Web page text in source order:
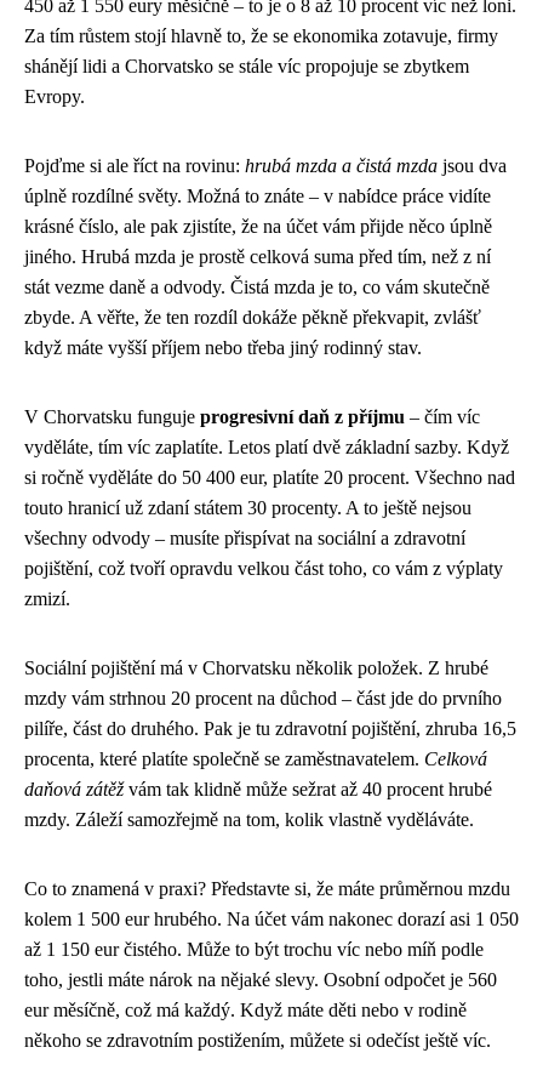
450 až 1 550 eury měsíčně – to je o 8 až 10 procent víc než loni.
Za tím růstem stojí hlavně to, že se ekonomika zotavuje, firmy
shánějí lidi a Chorvatsko se stále víc propojuje se zbytkem
Evropy.
Pojďme si ale říct na rovinu: hrubá mzda a čistá mzda jsou dva
úplně rozdílné světy. Možná to znáte – v nabídce práce vidíte
krásné číslo, ale pak zjistíte, že na účet vám přijde něco úplně
jiného. Hrubá mzda je prostě celková suma před tím, než z ní
stát vezme daně a odvody. Čistá mzda je to, co vám skutečně
zbyde. A věřte, že ten rozdíl dokáže pěkně překvapit, zvlášť
když máte vyšší příjem nebo třeba jiný rodinný stav.
V Chorvatsku funguje progresivní daň z příjmu – čím víc
vyděláte, tím víc zaplatíte. Letos platí dvě základní sazby. Když
si ročně vyděláte do 50 400 eur, platíte 20 procent. Všechno nad
touto hranicí už zdaní státem 30 procenty. A to ještě nejsou
všechny odvody – musíte přispívat na sociální a zdravotní
pojištění, což tvoří opravdu velkou část toho, co vám z výplaty
zmizí.
Sociální pojištění má v Chorvatsku několik položek. Z hrubé
mzdy vám strhnou 20 procent na důchod – část jde do prvního
pilíře, část do druhého. Pak je tu zdravotní pojištění, zhruba 16,5
procenta, které platíte společně se zaměstnavatelem. Celková
daňová zátěžvám tak klidně může sežrat až 40 procent hrubé
mzdy. Záleží samozřejmě na tom, kolik vlastně vyděláváte.
Co to znamená v praxi? Představte si, že máte průměrnou mzdu
kolem 1 500 eur hrubého. Na účet vám nakonec dorazí asi 1 050
až 1 150 eur čistého. Může to být trochu víc nebo míň podle
toho, jestli máte nárok na nějaké slevy. Osobní odpočet je 560
eur měsíčně, což má každý. Když máte děti nebo v rodině
někoho se zdravotním postižením, můžete si odečíst ještě víc.